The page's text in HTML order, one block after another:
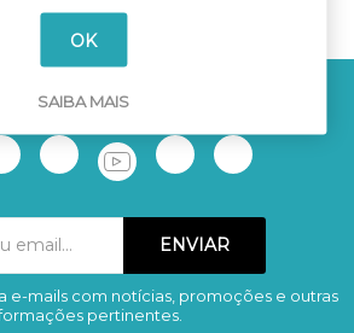
Subscrever Remover
e-mails com notícias, promoções e outras
pertinentes.
OK
SAIBA MAIS